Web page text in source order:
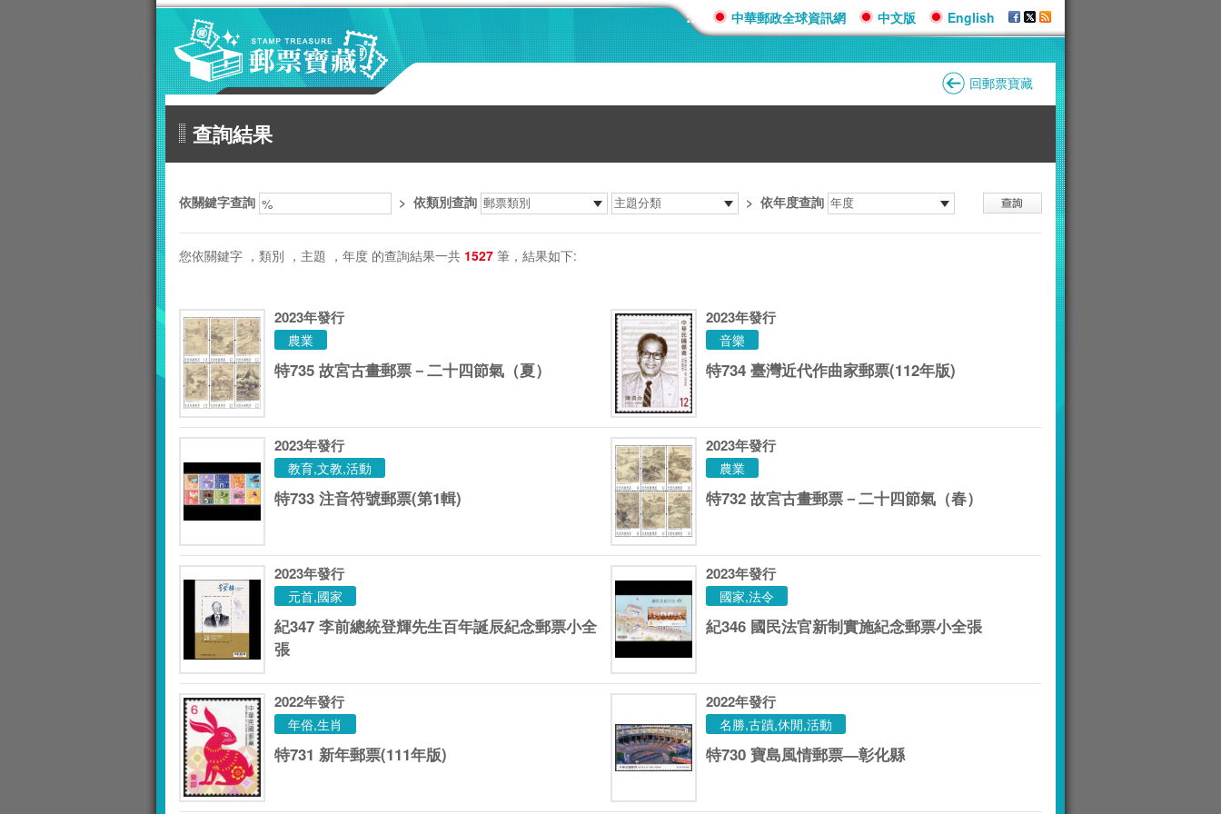
::: 中華郵政全球資訊網 中文版 English
回郵票寶藏
查詢結果
依關鍵字查詢 > 依類別查詢 > 依年度查詢
您依關鍵字 ，類別 ，主題 ，年度 的查詢結果一共 1527 筆，結果如下:
2023年發行
農業
特735 故宮古畫郵票－二十四節氣（夏）
2023年發行
音樂
特734 臺灣近代作曲家郵票(112年版)
2023年發行
教育,文教,活動
特733 注音符號郵票(第1輯)
2023年發行
農業
特732 故宮古畫郵票－二十四節氣（春）
2023年發行
元首,國家
紀347 李前總統登輝先生百年誕辰紀念郵票小全
張
2023年發行
國家,法令
紀346 國民法官新制實施紀念郵票小全張
2022年發行
年俗,生肖
特731 新年郵票(111年版)
2022年發行
名勝,古蹟,休閒,活動
特730 寶島風情郵票—彰化縣